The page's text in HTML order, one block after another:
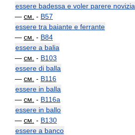
essere badessa e voler parere novizia
— см. - B57
essere tra baiante e ferrante
— см. - B84
essere a balia
— см. - B103
essere di balla
— см. - B116
essere in balla
— см. - B116a
essere in ballo
— см. - B130
essere a banco